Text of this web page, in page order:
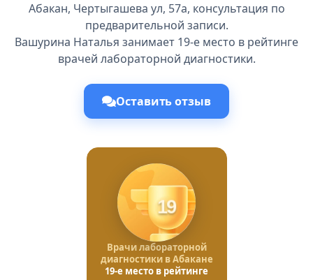
Абакан, Чертыгашева ул, 57а, консультация по
предварительной записи.
Вашурина Наталья занимает 19-е место в рейтинге
врачей лабораторной диагностики.
Оставить отзыв
19
Врачи лабораторной
диагностики в Абакане
19-е место в рейтинге